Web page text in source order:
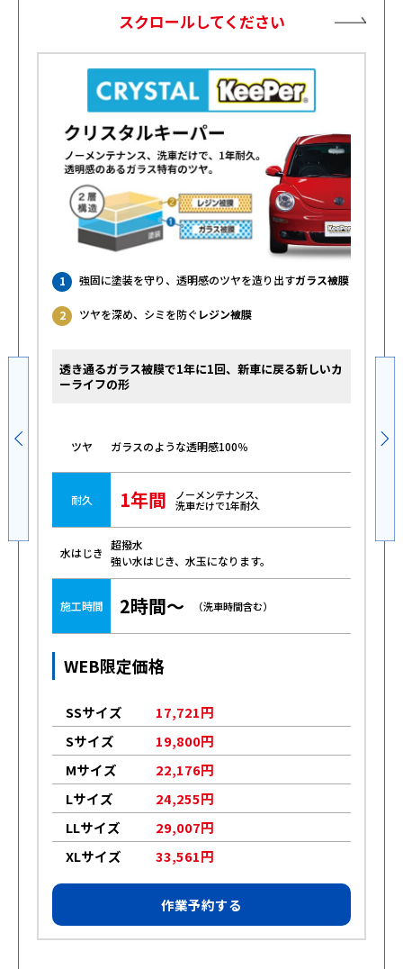
スクロールしてください
1 強固に塗装を守り、透明感のツヤを造り出すガラス被膜
2 ツヤを深め、シミを防ぐ レジン被膜
透き通るガラス被膜で1年に1回、新車に戻る新しいカ
ーライフの形
ツヤ ガラスのような透明感100％
耐久 1年間 ノーメンテナンス、
洗車だけで1年耐久
水はじき
超撥水
強い水はじき、水玉になります。
施工時間 2時間～ （洗車時間含む）
WEB限定価格
SSサイズ
17,721円
Sサイズ
19,800円
Mサイズ
22,176円
Lサイズ
24,255円
LLサイズ
29,007円
XLサイズ
33,561円
作業予約する